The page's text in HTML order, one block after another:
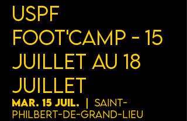
USPF
Foot'Camp - 15
Juillet au 18
Juillet
mar. 15 juil.
Saint-
Philbert-de-Grand-Lieu